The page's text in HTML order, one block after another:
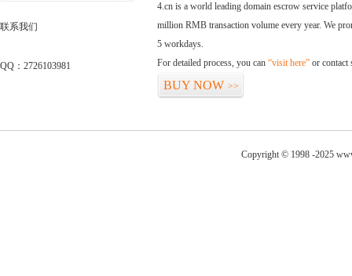
联系我们
QQ：2726103981
4.cn is a world leading domain escrow service
million RMB transaction volume every year. We
5 workdays.
For detailed process, you can “visit here” or contact
BUY NOW >>
Copyright © 1998 -2025